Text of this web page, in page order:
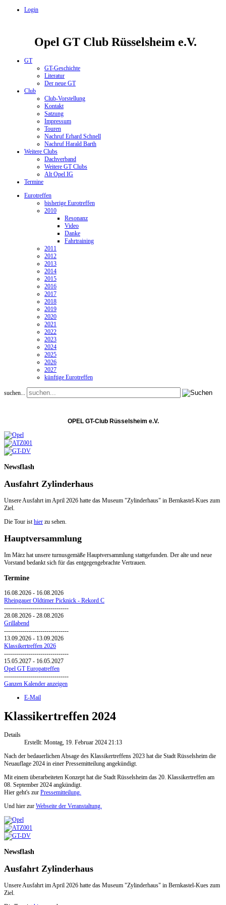
Login
Opel GT Club Rüsselsheim e.V.
GT
GT-Geschichte
Literatur
Der neue GT
Club
Club-Vorstellung
Kontakt
Satzung
Impressum
Touren
Nachruf Erhard Schnell
Nachruf Harald Barth
Weitere Clubs
Dachverband
Weitere GT Clubs
Alt Opel IG
Termine
Eurotreffen
bisherige Eurotreffen
2010
Resonanz
Video
Danke
Fahrtraining
2011
2012
2013
2014
2015
2016
2017
2018
2019
2020
2021
2022
2023
2024
2025
2026
2027
künftige Eurotreffen
suchen...
OPEL GT-Club Rüsselsheim e.V.
Newsflash
Ausfahrt Zylinderhaus
Unsere Ausfahrt im April 2026 hatte das Museum "Zylinderhaus" in Bernkastel-Kues zum
Ziel.
Die Tour isthier zu sehen.
Hauptversammlung
Im März hat unsere turnusgemäße Hauptversammlung stattgefunden. Der alte und neue
Vorstand bedankt sich für das entgegengebrachte Vertrauen.
Termine
16.08.2026 - 16.08.2026
Rheingauer Oldtimer Picknick - Rekord C
--------------------------------
28.08.2026 - 28.08.2026
Grillabend
--------------------------------
13.09.2026 - 13.09.2026
Klassikertreffen 2026
--------------------------------
15.05.2027 - 16.05.2027
Opel GT Europatreffen
--------------------------------
Ganzen Kalender anzeigen
E-Mail
Klassikertreffen 2024
Details
Erstellt: Montag, 19. Februar 2024 21:13
Nach der bedauerlichen Absage des Klassikertreffens 2023 hat die Stadt Rüsselsheim die
Neuauflage 2024 in einer Pressemitteilung angekündigt.
Mit einem überarbeiteten Konzept hat die Stadt Rüsselsheim das 20. Klassikertreffen am
08. September 2024 angkündigt.
Hier geht's zur Pressemitteilung.
Und hier zur Webseite der Veranstaltung.
Newsflash
Ausfahrt Zylinderhaus
Unsere Ausfahrt im April 2026 hatte das Museum "Zylinderhaus" in Bernkastel-Kues zum
Ziel.